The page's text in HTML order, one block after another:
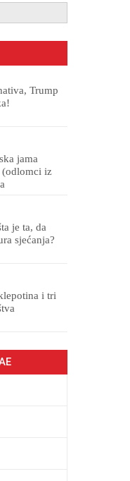
Trump
jama
(odlomci iz
je ta, da
sjećanja?
i tri